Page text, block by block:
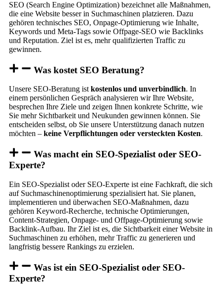
SEO (Search Engine Optimization) bezeichnet alle Maßnahmen,
die eine Website besser in Suchmaschinen platzieren. Dazu
gehören technisches SEO, Onpage-Optimierung wie Inhalte,
Keywords und Meta-Tags sowie Offpage-SEO wie Backlinks
und Reputation. Ziel ist es, mehr qualifizierten Traffic zu
gewinnen.
Was kostet SEO Beratung?
Unsere SEO-Beratung istkostenlos und unverbindlich. In
einem persönlichen Gespräch analysieren wir Ihre Website,
besprechen Ihre Ziele und zeigen Ihnen konkrete Schritte, wie
Sie mehr Sichtbarkeit und Neukunden gewinnen können. Sie
entscheiden selbst, ob Sie unsere Unterstützung danach nutzen
möchten – keine Verpflichtungen oder versteckten Kosten.
Was macht ein SEO-Spezialist oder SEO-
Experte?
Ein SEO-Spezialist oder SEO-Experte ist eine Fachkraft, die sich
auf Suchmaschinenoptimierung spezialisiert hat. Sie planen,
implementieren und überwachen SEO-Maßnahmen, dazu
gehören Keyword-Recherche, technische Optimierungen,
Content-Strategien, Onpage- und Offpage-Optimierung sowie
Backlink-Aufbau. Ihr Ziel ist es, die Sichtbarkeit einer Website in
Suchmaschinen zu erhöhen, mehr Traffic zu generieren und
langfristig bessere Rankings zu erzielen.
Was ist ein SEO-Spezialist oder SEO-
Experte?